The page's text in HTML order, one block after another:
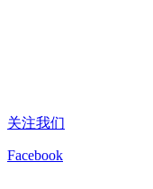
关注我们
Facebook